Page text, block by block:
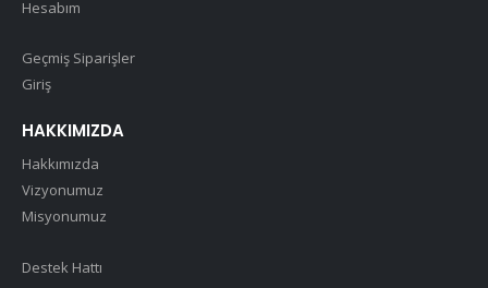
Hesabım
Geçmiş Siparişler
Giriş
HAKKIMIZDA
Hakkımızda
Vizyonumuz
Misyonumuz
Destek Hattı